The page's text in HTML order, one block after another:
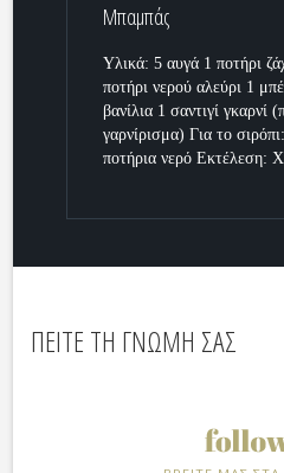
Μπαμπάς
Υλικά: 5 αυγά 1 ποτήρι
ποτήρι νερού αλεύρι 1
βανίλια 1 σαντιγί γκαρνί
γαρνίρισμα) Για το
ποτήρια νερό Εκτέλεση:
ΠΕΙΤΕ ΤΗ ΓΝΩΜΗ ΣΑΣ